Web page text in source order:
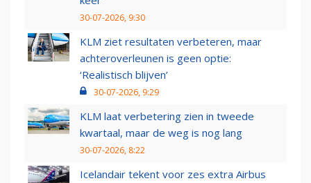
30-07-2026, 9:30
KLM ziet resultaten verbeteren, maar
achteroverleunen is geen optie:
‘Realistisch blijven’
30-07-2026, 9:29
KLM laat verbetering zien in tweede
kwartaal, maar de weg is nog lang
30-07-2026, 8:22
Icelandair tekent voor zes extra Airbus